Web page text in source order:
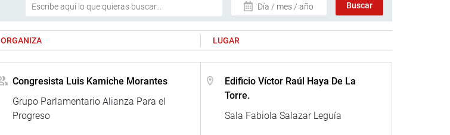
Día / mes / año
ORGANIZA LUGAR
Congresista Luis Kamiche Morantes
Grupo Parlamentario Alianza Para el
Progreso
Edificio Víctor Raúl Haya De La
Torre.
Sala Fabiola Salazar Leguía